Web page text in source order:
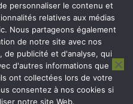
des-Bois :86
Sainte-
de la
Tous les droits sont
personnaliser le contenu et
relatives aux médias
Nous partageons également
de notre site avec nos
de publicité et d'analyse, qui
d'autres informations que
ont collectées lors de votre
consentez à nos cookies si
notre site Web.